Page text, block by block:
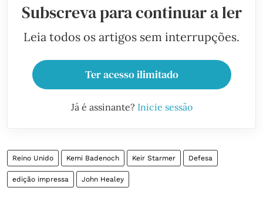
Subscreva para continuar a ler
Leia todos os artigos sem interrupções.
Ter acesso ilimitado
Já é assinante? Inicie sessão
Reino Unido Kemi Badenoch Keir Starmer Defesa
edição impressa John Healey